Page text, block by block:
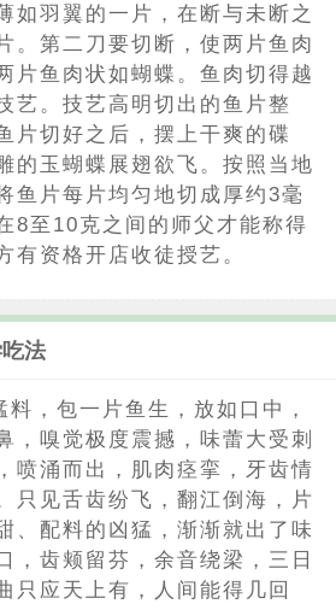
如羽翼的一片，在断与未断之
。第二刀要切断，使两片鱼肉
片鱼肉状如蝴蝶。鱼肉切得越
艺。技艺高明切出的鱼片整
片切好之后，摆上干爽的碟
的玉蝴蝶展翅欲飞。按照当地
鱼片每片均匀地切成厚约3毫
8至10克之间的师父才能称得
有资格开店收徒授艺。
法
料，包一片鱼生，放如口中，
，嗅觉极度震撼，味蕾大受刺
喷涌而出，肌肉痉挛，牙齿情
只见舌齿纷飞，翻江倒海，片
、配料的凶猛，渐渐就出了味
，齿颊留芬，余音绕梁，三日
只应天上有，人间能得几回